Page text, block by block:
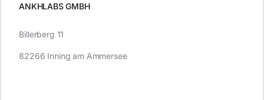
ANKHLABS GMBH
Billerberg 11
82266 Inning am Ammersee